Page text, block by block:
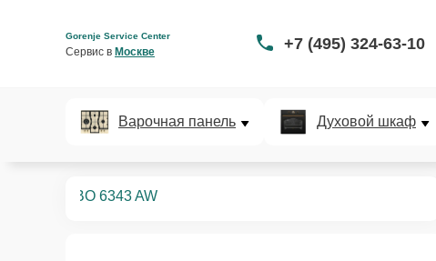
Gorenje Service Center
Сервис в Москве +7 (495) 324-63-10
Варочная панель Духовой шкаф
BO 6343 AW